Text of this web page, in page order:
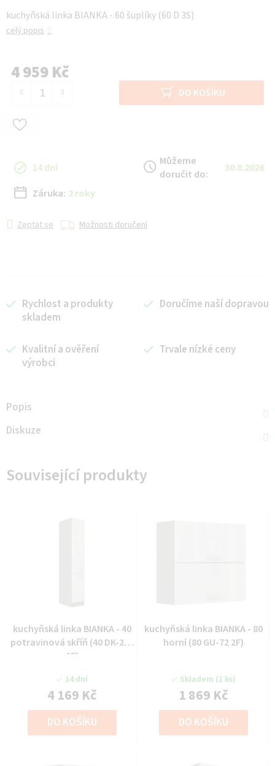
kuchyňská linka BIANKA - 60 šuplíky (60 D 3S)
celý popis
4 959 Kč
DO KOŠÍKU
14 dní
Můžeme
doručit do:
30.8.2026
Záruka: 2 roky
Zeptat se Možnosti doručení
Rychlost a produkty
skladem
Doručíme naší dopravou
Kvalitní a ověření
výrobci
Trvale nízké ceny
Popis
Diskuze
Související produkty
kuchyňská linka BIANKA - 40
potravinová skříň (40 DK-210
2F)
14 dní
4 169 Kč
DO KOŠÍKU
kuchyňská linka BIANKA - 80
horní (80 GU-72 2F)
Skladem (1 ks)
1 869 Kč
DO KOŠÍKU